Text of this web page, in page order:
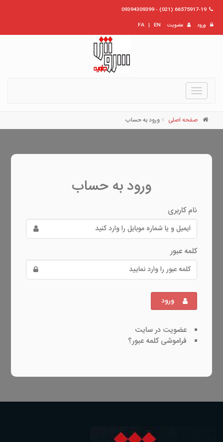
66575917-19 (021) - 09394309399
ورود
عضویت EN
|
FA
Toggle
navigation
صفحه اصلی ورود به حساب
ورود به حساب
نام کاربری
کلمه عبور
ورود
عضویت در سایت
فراموشی کلمه عبور؟